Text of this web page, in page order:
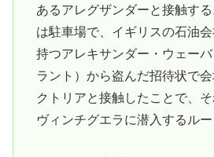
あるアレグザンダーと接触す
は駐車場で、イギリスの石油
持つアレキサンダー・ウェー
ラント）から盗んだ招待状で
クトリアと接触したことで、
ヴィンチグエラに潜入するルー